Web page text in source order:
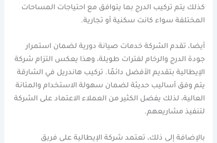
كذلك يتم تركيب الدرج بما يتوافق مع احتياجات المساحات
المختلفة سواء كانت سكنية أو تجارية.
أيضا، تقدم الشركة خدمات صيانة دورية لضمان استمرار
جودة الدرج والرخام لفترات طويلة، وهذا يعكس التزام شركة
الإيطالية بتقديم الأفضل دائمًا. تركيب هاندريل في الشارقة
يتم وفق أساليب حديثة لضمان سهولة الاستخدام والمتانة
العالية، لذلك يفضل الكثير من العملاء الاعتماد على الشركة
لتنفيذ مشاريعهم.
بالإضافة إلى ذلك، تعتمد شركة الإيطالية على فريق